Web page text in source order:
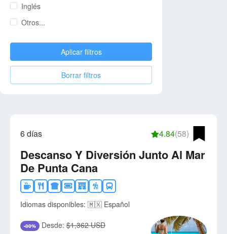
Inglés
Otros...
Aplicar filtros
Borrar filtros
6 días 4.84(58)
Descanso Y Diversión Junto Al Mar
De Punta Cana
Idiomas disponibles: 🇲🇽 Español
-30% Desde: $1,362 USD